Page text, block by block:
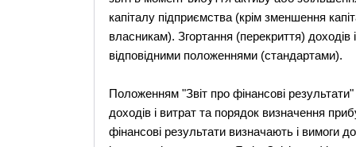
капіталу підприємства (крім зменшення
власникам). Згортання (перекриття)
відповідними положеннями (стандартами).
Положенням "Звіт про фінансові
доходів і витрат та порядок визначення
фінансові результати визначають і вимоги